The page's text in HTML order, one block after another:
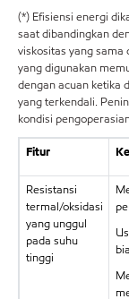
(*) Efisiensi energi
saat dibandingkan
viskositas yang sama
yang digunakan
dengan acuan ketika
yang terkendali.
kondisi
Fitur
Resistansi
termal/oksidasi
yang unggul
pada suhu
tinggi